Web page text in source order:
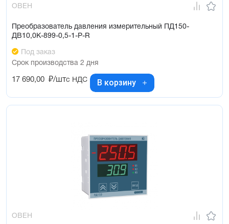
ОВЕН
Преобразователь давления измерительный ПД150-
ДВ10,0К-899-0,5-1-Р-R
Под заказ
Срок производства 2 дня
17 690,00 ₽/штс НДС В корзину
ОВЕН